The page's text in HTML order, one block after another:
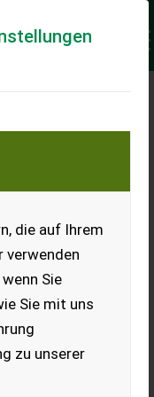
die auf Ihrem
verwenden
Sie
Sie mit uns
zu unserer
–